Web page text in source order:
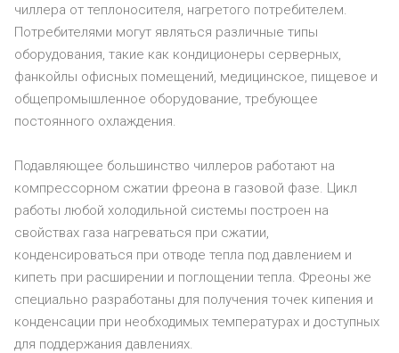
чиллера от теплоносителя, нагретого потребителем.
Потребителями могут являться различные типы
оборудования, такие как кондиционеры серверных,
фанкойлы офисных помещений, медицинское, пищевое и
общепромышленное оборудование, требующее
постоянного охлаждения.
Подавляющее большинство чиллеров работают на
компрессорном сжатии фреона в газовой фазе. Цикл
работы любой холодильной системы построен на
свойствах газа нагреваться при сжатии,
конденсироваться при отводе тепла под давлением и
кипеть при расширении и поглощении тепла. Фреоны же
специально разработаны для получения точек кипения и
конденсации при необходимых температурах и доступных
для поддержания давлениях.